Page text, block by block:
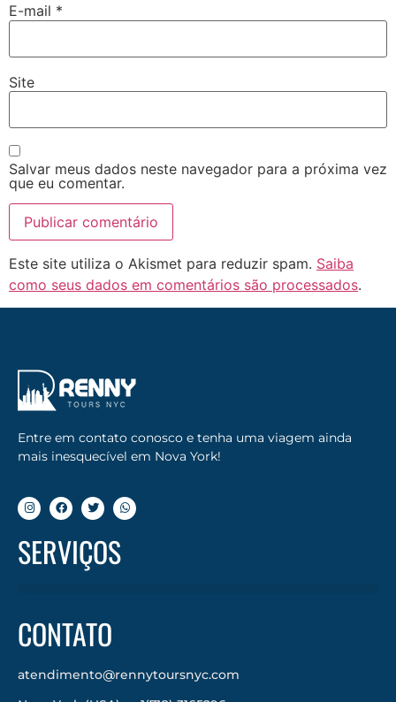
E-mail *
Site
Salvar meus dados neste navegador para a próxima vez
que eu comentar.
Este site utiliza o Akismet para reduzir spam. Saiba
como seus dados em comentários são processados.
Entre em contato conosco e tenha uma viagem ainda
mais inesquecível em Nova York!
SERVIÇOS
CONTATO
atendimento@rennytoursnyc.com